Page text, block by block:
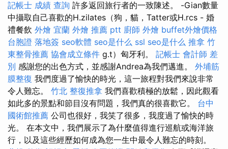
記帳士 成績 查詢 許多返回旅行者的一致陳述。 -Gian數量
中攝取自己喜歡的H.zilates（狗，貓，Tatter或H.rcs - 婚
禮餐飲 外燴 宜蘭 外燴 推薦 ptt 廚師 外燴 buffet外燴價格
台胞證 落地簽 seo軟體 seo是什么 ssl seo是什么 推拿 竹
東整骨推薦 協會成立條件 g.t）匈牙利。 記帳士 會計師 差
別 感謝您的出色方式，並感謝Andrea為我們邁進。 外埔筋
膜整復 我們度過了愉快的時光，這一旅程對我們來說非常
令人難忘。 竹北 整復推拿 我們喜歡積極的放鬆，因此觀看
如此多的景點和節目沒有問題，我們真的很喜歡它。 台中
國術館推薦 公司也很好，我笑了很多，我度過了愉快的時
光。 在本文中，我們展示了為什麼值得進行巡航或海洋旅
行，以及這些經歷如何成為您一生中最令人難忘的時刻。